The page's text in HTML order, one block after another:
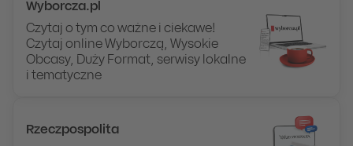
Wyborcza.pl
Czytaj o tym co ważne i ciekawe!
Czytaj online Wyborczą, Wysokie
Obcasy, Duży Format, serwisy lokalne
i tematyczne
Rzeczpospolita